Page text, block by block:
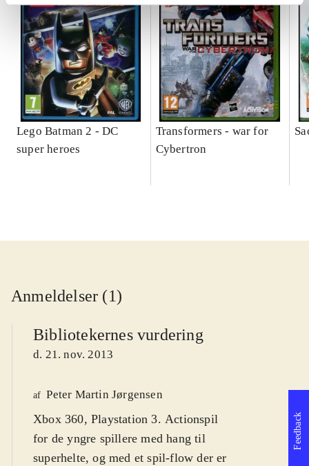
Lego Batman 2 - DC
super heroes
Transformers - war for
Cybertron
Anmeldelser (1)
Bibliotekernes vurdering
d. 21. nov. 2013
af Peter Martin Jørgensen
Xbox 360, Playstation 3. Actionspil
for de yngre spillere med hang til
superhelte, og med et spil-flow der er
Feedback